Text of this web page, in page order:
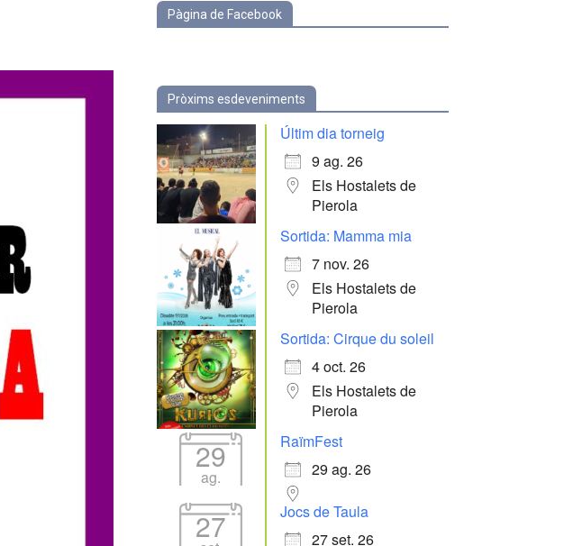
Pàgina de Facebook
Pròxims esdeveniments
Últim dia torneig
9 ag. 26
Els Hostalets de
Pierola
Sortida: Mamma mia
7 nov. 26
Els Hostalets de
Pierola
Sortida: Cirque du soleil
4 oct. 26
Els Hostalets de
Pierola
29
ag.
RaïmFest
29 ag. 26
27
Jocs de Taula
27 set. 26